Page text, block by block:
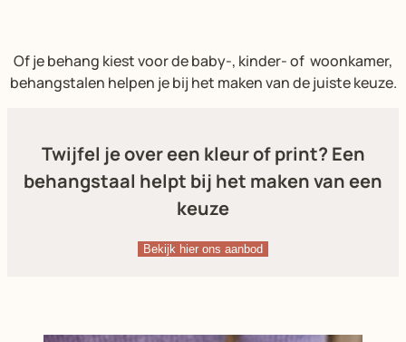
Of je behang kiest voor de baby-, kinder- of woonkamer,
behangstalen helpen je bij het maken van de juiste keuze.
Twijfel je over een kleur of print? Een
behangstaal helpt bij het maken van een
keuze
Bekijk hier ons aanbod